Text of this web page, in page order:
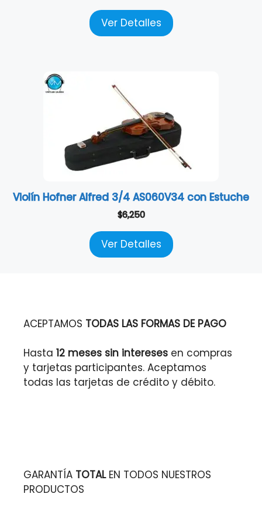
Ver Detalles
Violín Hofner Alfred 3/4 AS060V34 con Estuche
$6,250
Ver Detalles
ACEPTAMOS TODAS LAS FORMAS DE PAGO
Hasta 12 meses sin intereses en compras
y tarjetas participantes. Aceptamos
todas las tarjetas de crédito y débito.
GARANTÍA TOTALEN TODOS NUESTROS
PRODUCTOS